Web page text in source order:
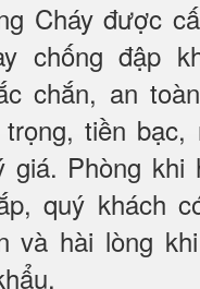
Cháy được
chống đập
chắn, an
tiền bạc,
giá. Phòng khi
quý khách
và hài lòng